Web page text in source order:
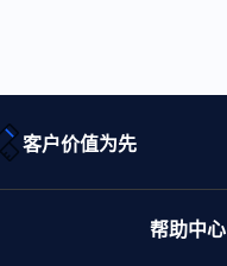
客户价值为先
帮助中心